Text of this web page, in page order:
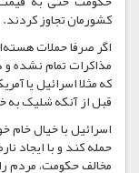
کشورمان تجاوز کردند.
اگر صرفا حملات
مذاکرات تمام نشده و
که مثلا اسرائیل یا
قبل از آنکه شلیک به
اسرائیل با خیال خام
حمله کند و با ایجاد
مخالف حکومت، مردم